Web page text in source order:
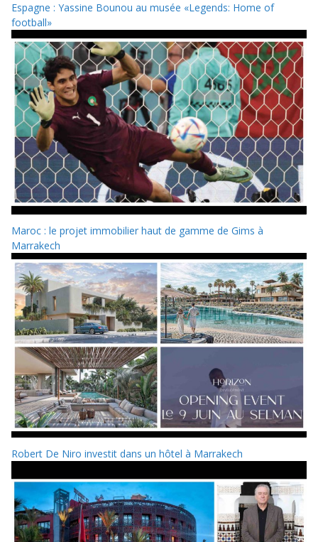
Espagne : Yassine Bounou au musée «Legends: Home of
football»
Maroc : le projet immobilier haut de gamme de Gims à
Marrakech
Robert De Niro investit dans un hôtel à Marrakech